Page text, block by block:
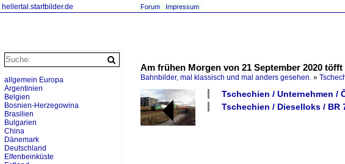
hellertal.startbilder.de Forum Impressum
Am frühen Morgen von 21 September 2020
Bahnbilder, mal klassisch und mal anders gesehen. »
Tschechien / Unternehmen /
Tschechien / Dieselloks / BR
allgemein Europa
Argentinien
Belgien
Bosnien-Herzegowina
Brasilien
Bulgarien
China
Dänemark
Deutschland
Elfenbeinküste